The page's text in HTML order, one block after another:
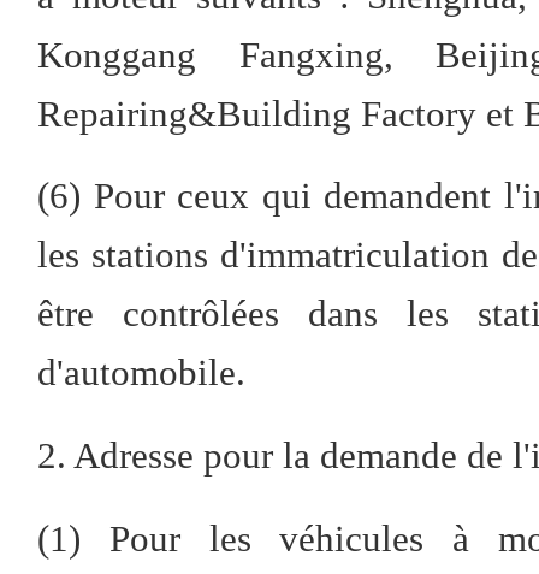
Konggang Fangxing,
Repairing&Building Factory et
(6) Pour ceux qui demandent
les stations d'immatriculation
être contrôlées dans les
d'automobile.
2. Adresse pour la demande de
(1) Pour les véhicules à